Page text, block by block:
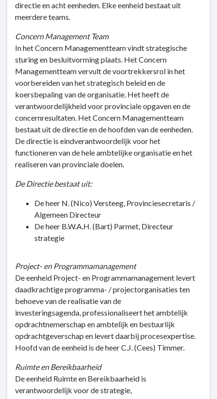
navigatie
Organisatie
Ambtelijke
organisatie
directie en acht eenheden. Elke eenheid bestaat uit
meerdere teams.
Concern Management Team
In het Concern Managementteam vindt strategische
sturing en besluitvorming plaats. Het Concern
Managementteam vervult de voortrekkersrol in het
voorbereiden van het strategisch beleid en de
koersbepaling van de organisatie. Het heeft de
verantwoordelijkheid voor provinciale opgaven en de
concernresultaten. Het Concern Managementteam
bestaat uit de directie en de hoofden van de eenheden.
De directie is eindverantwoordelijk voor het
functioneren van de hele ambtelijke organisatie en het
realiseren van provinciale doelen.
De Directie bestaat uit:
De heer N. (Nico) Versteeg, Provinciesecretaris /
Algemeen Directeur
De heer B.W.A.H. (Bart) Parmet, Directeur
strategie
Project- en Programmamanagement
De eenheid Project- en Programmamanagement levert
daadkrachtige programma- / projectorganisaties ten
behoeve van de realisatie van de
investeringsagenda, professionaliseert het ambtelijk
opdrachtnemerschap en ambtelijk en bestuurlijk
opdrachtgeverschap en levert daarbij procesexpertise.
Hoofd van de eenheid is de heer C.J. (Cees) Timmer.
Ruimte en Bereikbaarheid
De eenheid Ruimte en Bereikbaarheid is
verantwoordelijk voor de strategie,